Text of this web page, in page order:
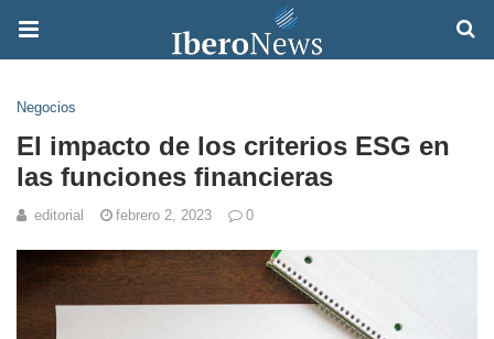
Negocios
El impacto de los criterios ESG en
las funciones financieras
editorial febrero 2, 2023 0